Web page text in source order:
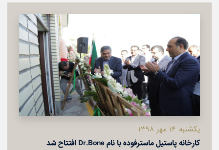
یكشنبه ۱۴ مهر ۱۳۹۸
كارخانه پاستیل ماسترفوده با نام Dr.Bone افتتاح شد